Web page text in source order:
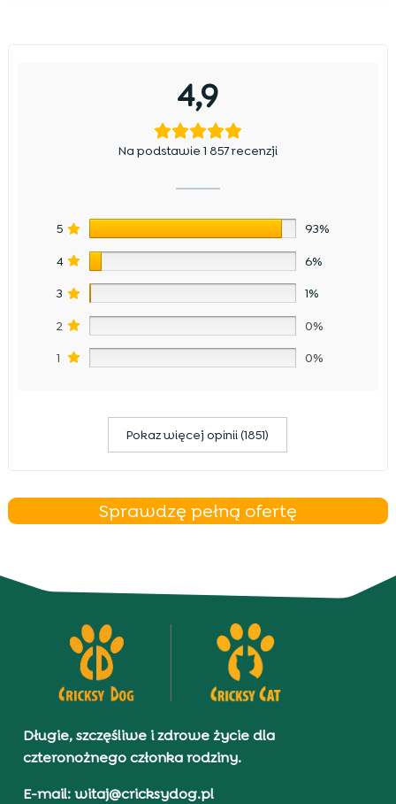
4,9
Na podstawie 1 857 recenzji
5 93%
4 6%
3 1%
2 0%
1 0%
Pokaz więcej opinii (1851)
Sprawdzę pełną ofertę
Długie, szczęśliwe i zdrowe życie dla
czteronożnego członka rodziny.
E-mail: witaj@cricksydog.pl